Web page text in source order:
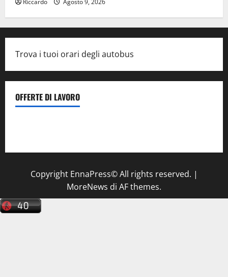
Riccardo Agosto 9, 2026
Trova i tuoi orari degli autobus
OFFERTE DI LAVORO
Copyright EnnaPress© All rights reserved. |
MoreNews di AF themes.